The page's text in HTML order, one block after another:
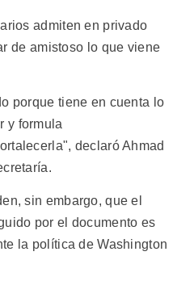
admiten en privado
de amistoso lo que viene
porque tiene en cuenta lo
y formula
declaró Ahmad
sin embargo, que el
por el documento es
la política de Washington